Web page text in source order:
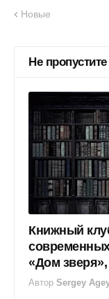
Новые
Не пропустите
Книжный
«Дом
Автор Sergey